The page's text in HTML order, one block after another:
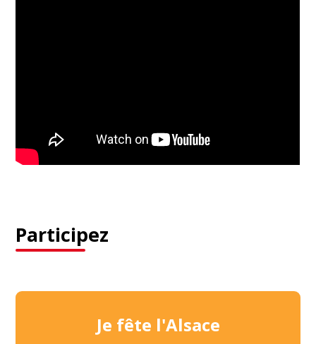
Participez
Je fête l'Alsace